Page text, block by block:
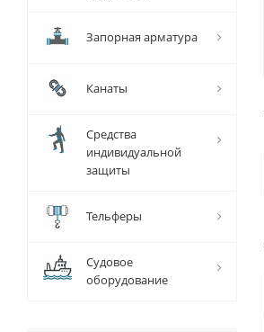
Запорная арматура
Канаты
Средства
индивидуальной
защиты
Тельферы
Судовое
оборудование